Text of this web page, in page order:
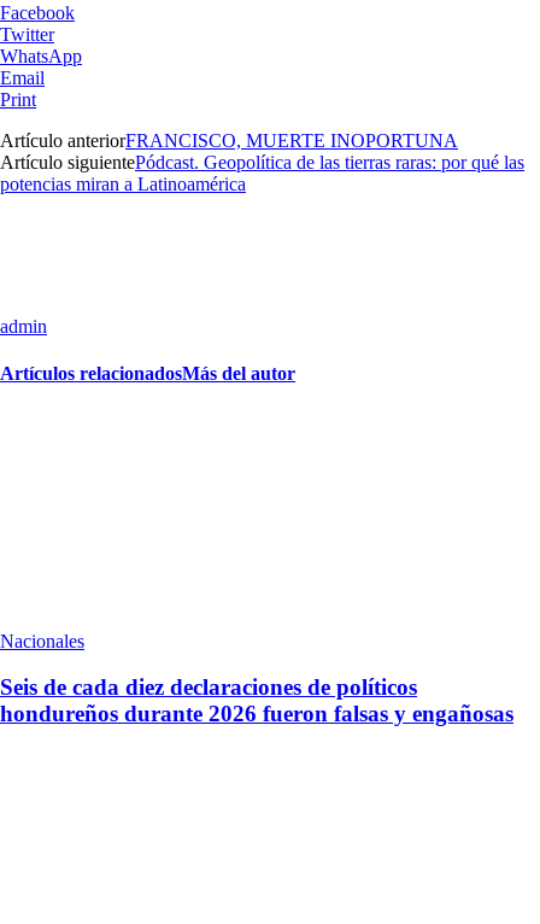
Facebook
Twitter
WhatsApp
Email
Print
Artículo anteriorFRANCISCO, MUERTE INOPORTUNA
Artículo siguientePódcast. Geopolítica de las tierras raras: por qué las
potencias miran a Latinoamérica
admin
Artículos relacionadosMás del autor
Nacionales
Seis de cada diez declaraciones de políticos
hondureños durante 2026 fueron falsas y engañosas